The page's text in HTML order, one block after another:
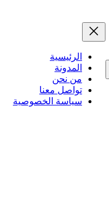
الرئيسية
المدونة
من نحن
تواصل معنا
سياسة الخصوصية